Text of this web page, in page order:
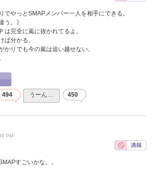
でやっとSMAPメンバー一人を相手にできる。
う。》
は完全に嵐に抜かれてるよ。
ば分かる。
かりでも今の嵐は追い越せない。
494 うーん… 450
PM
すごいかな。。